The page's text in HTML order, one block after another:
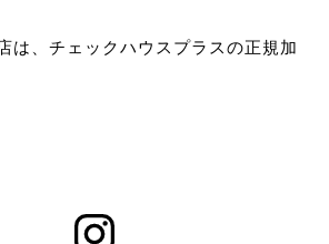
は、チェックハウスプラスの正規加